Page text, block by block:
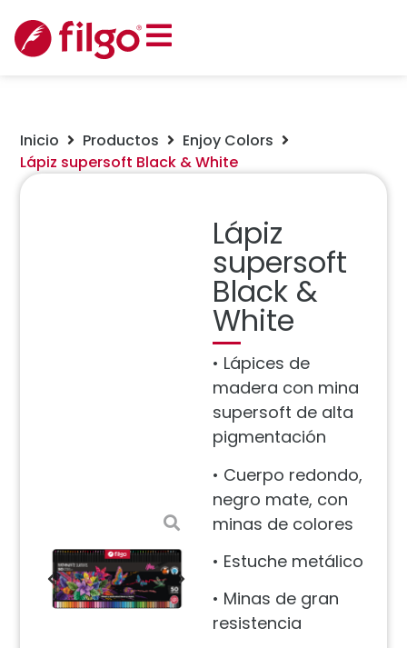
Inicio Productos
Enjoy Colors
Lápiz supersoft Black & White
Lápiz
supersoft
Black &
White
• Lápices de
madera con mina
supersoft de alta
pigmentación
• Cuerpo redondo,
negro mate, con
minas de colores
• Estuche metálico
• Minas de gran
resistencia